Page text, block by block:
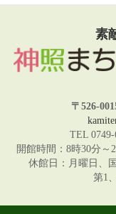
素
〒526-
TEL
開館時間：8時30分
休館日：月曜日、
第1